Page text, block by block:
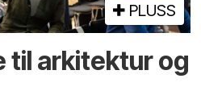
PLUSS
til arkitektur og